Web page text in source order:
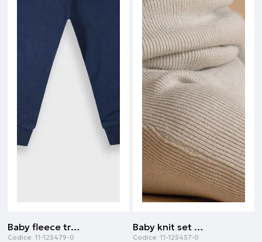
Baby fleece tracksuit | Blu navy
Codice: 11-125479-0
Baby knit set | Beige
Codice: 11-125457-0